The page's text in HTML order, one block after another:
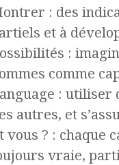
: des
et à
:
comme
: utiliser
autres, et
vous ? : chaque
vraie,